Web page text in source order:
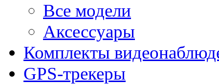
Все модели
Аксессуары
Комплекты
GPS-трекеры